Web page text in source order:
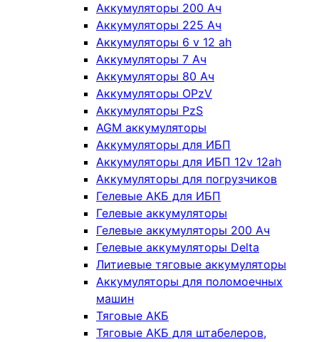
Аккумуляторы 200 Ач
Аккумуляторы 225 Ач
Аккумуляторы 6 v 12 ah
Аккумуляторы 7 Ач
Аккумуляторы 80 Ач
Аккумуляторы OPzV
Аккумуляторы PzS
AGM аккумуляторы
Аккумуляторы для ИБП
Аккумуляторы для ИБП 12v 12ah
Аккумуляторы для погрузчиков
Гелевые АКБ для ИБП
Гелевые аккумуляторы
Гелевые аккумуляторы 200 Ач
Гелевые аккумуляторы Delta
Литиевые тяговые аккумуляторы
Аккумуляторы для поломоечных
машин
Тяговые АКБ
Тяговые АКБ для штабелеров,